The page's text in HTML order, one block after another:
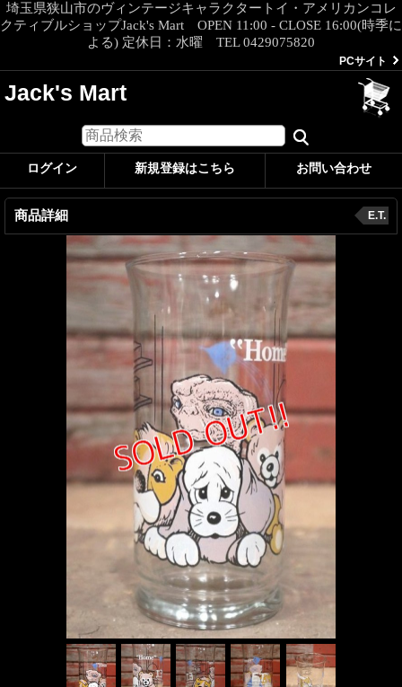
埼玉県狭山市のヴィンテージキャラクタートイ・アメリカンコレ
クティブルショップJack's Mart OPEN 11:00 - CLOSE 16:00(時季に
よる) 定休日：水曜 TEL 0429075820
PCサイト
Jack's Mart
ログイン 新規登録はこちら お問い合わせ
商品詳細 E.T.